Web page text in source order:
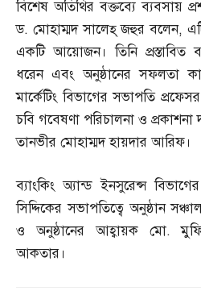
বিশেষ অতিথির বক্তব্যে ব্যবসায়
ড. মোহাম্মদ সালেহ্‌ জহুর বলেন,
একটি আয়োজন। তিনি প্রস্তাবিত
ধরেন এবং অনুষ্ঠানের সফলতা
মার্কেটিং বিভাগের সভাপতি
চবি গবেষণা পরিচালনা ও প্রকাশনা
তানভীর মোহাম্মদ হায়দার আরিফ।
ব্যাংকিং অ্যান্ড ইনসুরেন্স
সিদ্দিকের সভাপতিত্বে অনুষ্ঠান
ও অনুষ্ঠানের আহ্বায়ক মো.
আকতার।